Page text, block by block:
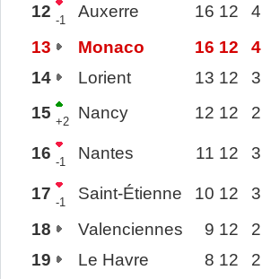
12 -1 Auxerre 16 12 4
13
Monaco 16 12 4
14
Lorient 13 12 3
15 +2 Nancy 12 12 2
16 -1 Nantes 11 12 3
17 -1 Saint-Étienne 10 12 3
18
Valenciennes 9 12 2
19
Le Havre 8 12 2